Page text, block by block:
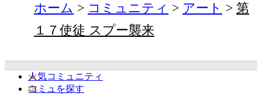
ホーム コミュニティ アート
第
１７使徒 スプー襲来
人気コミュニティ
コミュを探す